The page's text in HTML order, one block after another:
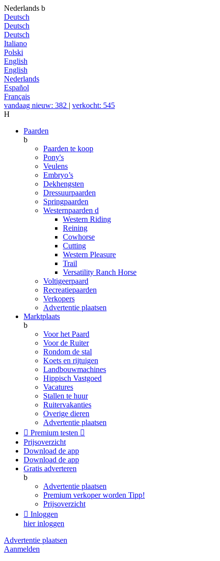
Nederlands b
Deutsch
Deutsch
Deutsch
Italiano
Polski
English
English
Nederlands
Español
Français
vandaag nieuw: 382 | verkocht: 545
H
Paarden
b
Paarden te koop
Pony's
Veulens
Embryo’s
Dekhengsten
Dressuurpaarden
Springpaarden
Westernpaarden d
Western Riding
Reining
Cowhorse
Cutting
Western Pleasure
Trail
Versatility Ranch Horse
Voltigeerpaard
Recreatiepaarden
Verkopers
Advertentie plaatsen
Marktplaats
b
Voor het Paard
Voor de Ruiter
Rondom de stal
Koets en rijtuigen
Landbouwmachines
Hippisch Vastgoed
Vacatures
Stallen te huur
Ruitervakanties
Overige dieren
Advertentie plaatsen
 Premium testen 
Prijsoverzicht
Download de app
Download de app
Gratis adverteren
b
Advertentie plaatsen
Premium verkoper worden Tipp!
Prijsoverzicht
 Inloggen
hier inloggen
Advertentie plaatsen
Aanmelden